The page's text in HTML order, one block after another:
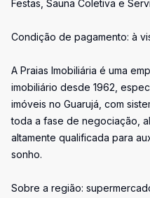
Festas, Sauna Coletiva e
Condição de pagamento: à
A Praias Imobiliária é uma
imobiliário desde 1962,
imóveis no Guarujá, com
toda a fase de negociação,
altamente qualificada para
sonho.
Sobre a região: